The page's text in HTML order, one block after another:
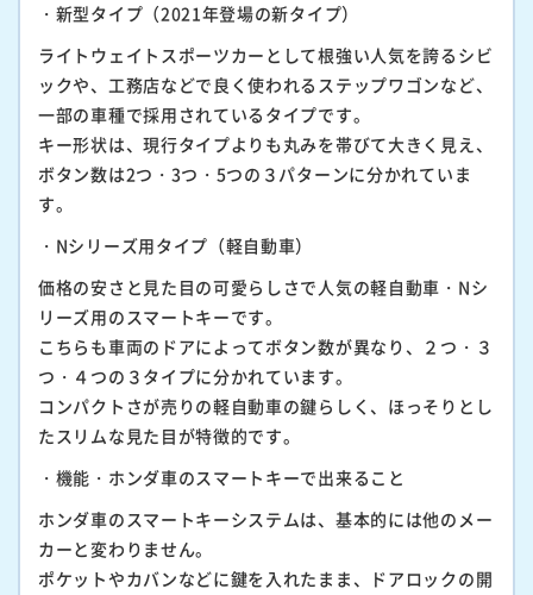
・新型タイプ（2021年登場の新タイプ）
ライトウェイトスポーツカーとして根強い人気を誇るシビ
ックや、工務店などで良く使われるステップワゴンなど、
一部の車種で採用されているタイプです。
キー形状は、現行タイプよりも丸みを帯びて大きく見え、
ボタン数は2つ・3つ・5つの３パターンに分かれていま
す。
・Nシリーズ用タイプ（軽自動車）
価格の安さと見た目の可愛らしさで人気の軽自動車・Nシ
リーズ用のスマートキーです。
こちらも車両のドアによってボタン数が異なり、２つ・３
つ・４つの３タイプに分かれています。
コンパクトさが売りの軽自動車の鍵らしく、ほっそりとし
たスリムな見た目が特徴的です。
・機能・ホンダ車のスマートキーで出来ること
ホンダ車のスマートキーシステムは、基本的には他のメー
カーと変わりません。
ポケットやカバンなどに鍵を入れたまま、ドアロックの開